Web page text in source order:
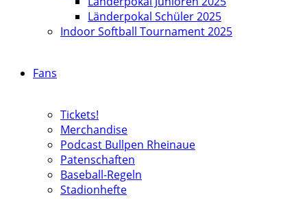
Länderpokal Schüler 2025
Indoor Softball Tournament 2025
Fans
Tickets!
Merchandise
Podcast Bullpen Rheinaue
Patenschaften
Baseball-Regeln
Stadionhefte